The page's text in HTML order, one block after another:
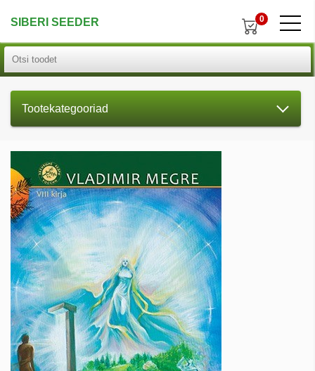
SIBERI SEEDER 0
Tootekategooriad